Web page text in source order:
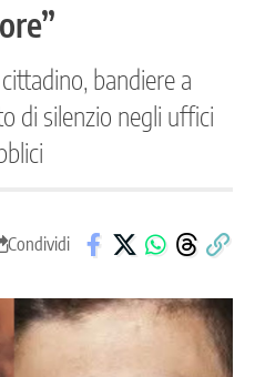
bandiere a
di silenzio negli uffici
Condividi